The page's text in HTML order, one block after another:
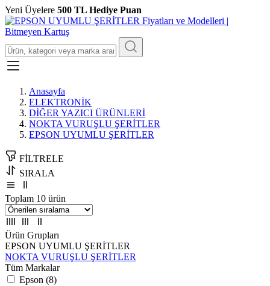
Yeni Üyelere 500 TL Hediye Puan
Anasayfa
ELEKTRONİK
DİĞER YAZICI ÜRÜNLERİ
NOKTA VURUŞLU ŞERİTLER
EPSON UYUMLU ŞERİTLER
FİLTRELE
SIRALA
Toplam 10 ürün
Ürün Grupları
EPSON UYUMLU ŞERİTLER
NOKTA VURUŞLU ŞERİTLER
Tüm Markalar
Epson (8)